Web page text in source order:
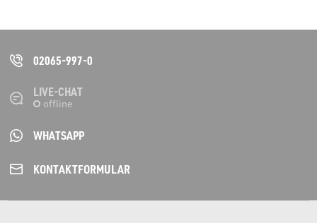
02065-997-0
LIVE-CHAT
WHATSAPP
KONTAKT­FORMULAR